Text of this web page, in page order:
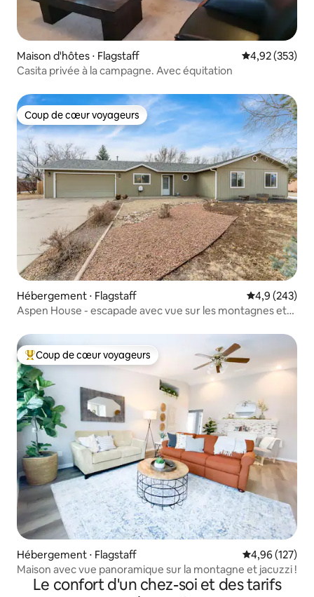
Maison d'hôtes ⋅ Flagstaff Évaluation
4,92 (353)
Casita privée à la campagne. Avec équitation
Coup de cœur voyageurs
Coup de cœur voyageurs
Hébergement ⋅ Flagstaff Évaluation
4,9 (243)
Aspen House - escapade avec vue sur les montagnes et
Coups de cœur voyageurs les plus appréciés
Coup de cœur voyageurs
Hébergement ⋅ Flagstaff Évaluation
4,96 (127)
Maison avec vue panoramique sur la montagne et jacuzzi !
Le confort d'un chez-soi et des tarifs